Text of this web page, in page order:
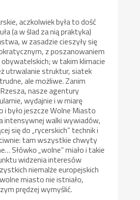
aczkolwiek była to dość
(a w ślad za nią praktyka)
w zasadzie cieszyły się
z poszanowaniem
w takim klimacie
utrwalanie struktur, siatek
ale możliwe. Zanim
nasze agentury
wydajnie i w miarę
i było jeszcze Wolne Miasto
intensywnej walki wywiadów,
się do „rycerskich” technik i
tam wszystkie chwyty
Słówko „wolne” miało i takie
widzenia interesów
niemalże europejskich
miasto nie istniało,
prędzej wymyślić.